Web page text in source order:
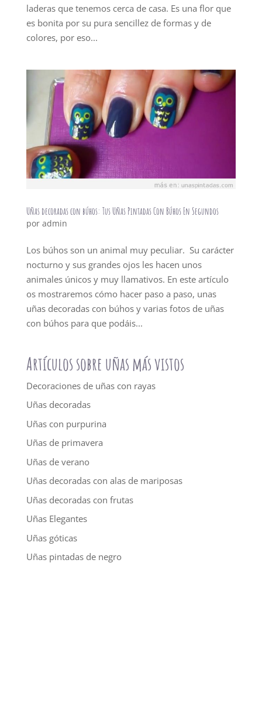
laderas que tenemos cerca de casa. Es una flor que
es bonita por su pura sencillez de formas y de
colores, por eso...
Uñas decoradas con búhos: Tus Uñas Pintadas Con Búhos En Segundos
por admin
Los búhos son un animal muy peculiar. Su carácter
nocturno y sus grandes ojos les hacen unos
animales únicos y muy llamativos. En este artículo
os mostraremos cómo hacer paso a paso, unas
uñas decoradas con búhos y varias fotos de uñas
con búhos para que podáis...
Artículos sobre uñas más vistos
Decoraciones de uñas con rayas
Uñas decoradas
Uñas con purpurina
Uñas de primavera
Uñas de verano
Uñas decoradas con alas de mariposas
Uñas decoradas con frutas
Uñas Elegantes
Uñas góticas
Uñas pintadas de negro